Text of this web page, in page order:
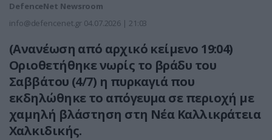
DefenceNet Newsroom
info@defencenet.gr 04.07.2026 | 21:03
(Ανανέωση από αρχικό κείμενο 19:04)
Οριοθετήθηκε νωρίς το βράδυ του
Σαββάτου (4/7) η πυρκαγιά που
εκδηλώθηκε το απόγευμα σε περιοχή με
χαμηλή βλάστηση στη Νέα Καλλικράτεια
Χαλκιδικής.